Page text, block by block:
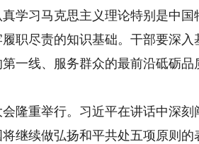
学习马克思主义理论特别是中
职尽责的知识基础。干部要深入
一线、服务群众的最前沿砥砺品
重举行。习近平在讲话中深刻
继续做弘扬和平共处五项原则的